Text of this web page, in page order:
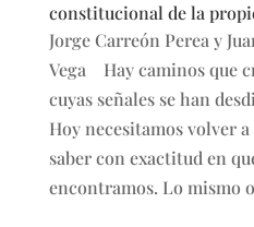
constitucional de la
Jorge Carreón Perea y
Vega Hay caminos que
cuyas señales se han
Hoy necesitamos volver
saber con exactitud en
encontramos. Lo mismo